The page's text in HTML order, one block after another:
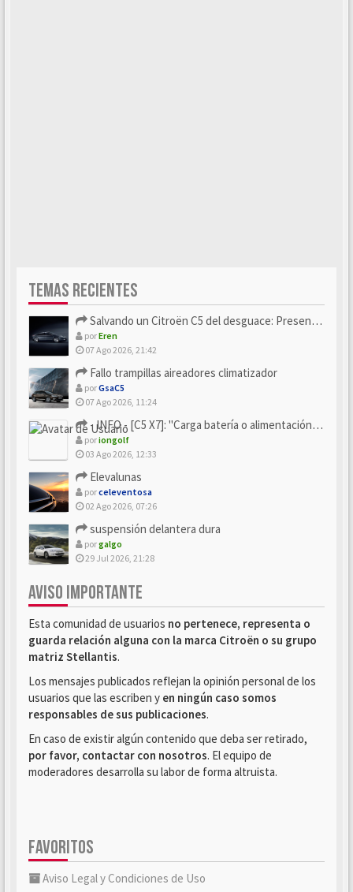
TEMAS RECIENTES
Salvando un Citroën C5 del desguace: Presentación y seguimiento
porEren
07 Ago 2026, 21:42
Fallo trampillas aireadores climatizador
porGsaC5
07 Ago 2026, 11:24
- INFO - [C5 X7]: "Carga batería o alimentación eléctri...
poriongolf
03 Ago 2026, 12:33
Elevalunas
porceleventosa
02 Ago 2026, 07:26
suspensión delantera dura
porgalgo
29 Jul 2026, 21:28
AVISO IMPORTANTE
Esta comunidad de usuarios no pertenece, representa o
guarda relación alguna con la marca Citroën o su grupo
matriz Stellantis.
Los mensajes publicados reflejan la opinión personal de los
usuarios que las escriben y en ningún caso somos
responsables de sus publicaciones.
En caso de existir algún contenido que deba ser retirado,
por favor, contactar con nosotros. El equipo de
moderadores desarrolla su labor de forma altruista.
FAVORITOS
Aviso Legal y Condiciones de Uso